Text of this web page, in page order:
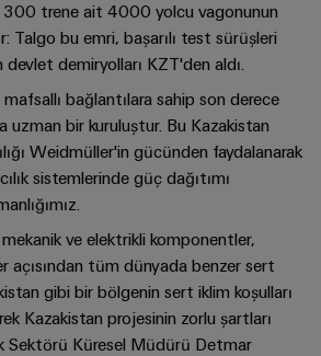
300 trene ait 4000 yolcu vagonunun
Talgo bu emri, başarılı test sürüşleri
devlet demiryolları KZT'den aldı.
bağlantılara sahip son derece
uzman bir kuruluştur. Bu Kazakistan
Weidmüller'in gücünden faydalanarak
sistemlerinde güç dağıtımı
mekanik ve elektrikli komponentler,
açısından tüm dünyada benzer sert
gibi bir bölgenin sert iklim koşulları
Kazakistan projesinin zorlu şartları
Sektörü Küresel Müdürü Detmar